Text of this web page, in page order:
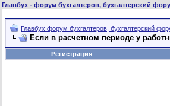
Главбух - форум бухгалтеров, бухгалтерский
Главбух форум бухгалтеров, бухгалтерский
Если в расчетном периоде у
Регистрация